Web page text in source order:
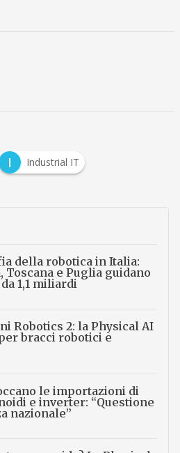
I
Industrial IT
della robotica in Italia:
Toscana e Puglia guidano
1,1 miliardi
Robotics 2: la Physical AI
bracci robotici e
le importazioni di
e inverter: “Questione
nazionale”